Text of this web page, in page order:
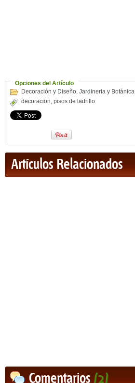
Opciones del Artículo
Decoración y Diseño, Jardineria y Botánica
decoracion, pisos de ladrillo
Artículos Relacionados
Comentarios(2)